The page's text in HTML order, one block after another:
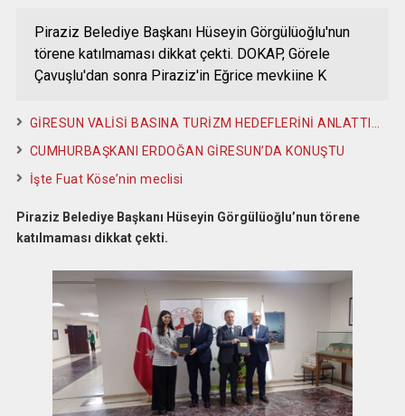
Piraziz Belediye Başkanı Hüseyin Görgülüoğlu'nun
törene katılmaması dikkat çekti. DOKAP, Görele
Çavuşlu'dan sonra Piraziz'in Eğrice mevkiine K
GİRESUN VALİSİ BASINA TURİZM HEDEFLERİNİ ANLATTI…
CUMHURBAŞKANI ERDOĞAN GİRESUN’DA KONUŞTU
İşte Fuat Köse’nin meclisi
Piraziz Belediye Başkanı Hüseyin Görgülüoğlu’nun törene
katılmaması dikkat çekti.